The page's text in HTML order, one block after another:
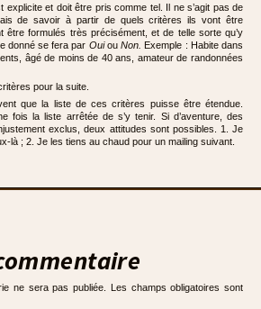
explicite et doit être pris comme tel. Il ne s’agit pas de
de savoir à partir de quels critères ils vont être
être formulés très précisément, et de telle sorte qu’y
donné se fera par OuiouNon. Exemple : Habite dans
âgé de moins de 40 ans, amateur de randonnées
pour la suite.
que la liste de ces critères puisse être étendue.
fois la liste arrêtée de s’y tenir. Si d’aventure, des
exclus, deux attitudes sont possibles. 1. Je
là ; 2. Je les tiens au chaud pour un mailing suivant.
ne sera pas publiée.
Les champs obligatoires sont